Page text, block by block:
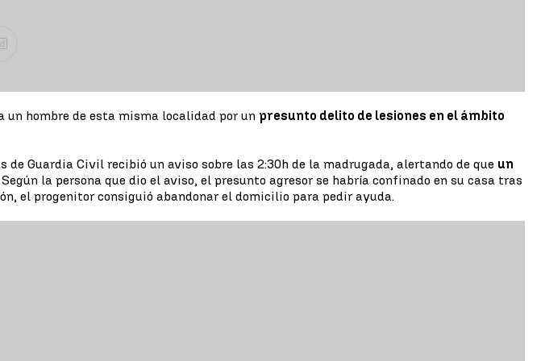
un hombre de esta misma localidad por un presunto delito de lesiones en el ámbito
Guardia Civil recibió un aviso sobre las 2:30h de la madrugada, alertando de que un
la persona que dio el aviso, el presunto agresor se habría confinado en su casa tras
el progenitor consiguió abandonar el domicilio para pedir ayuda.